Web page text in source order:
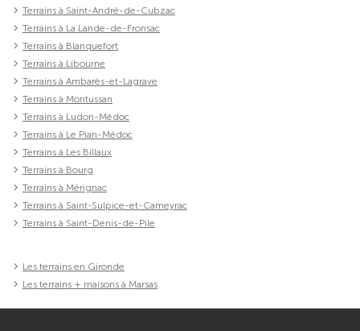
Terrains à Saint-André-de-Cubzac
Terrains à La Lande-de-Fronsac
Terrains à Blanquefort
Terrains à Libourne
Terrains à Ambarès-et-Lagrave
Terrains à Montussan
Terrains à Ludon-Médoc
Terrains à Le Pian-Médoc
Terrains à Les Billaux
Terrains à Bourg
Terrains à Mérignac
Terrains à Saint-Sulpice-et-Cameyrac
Terrains à Saint-Denis-de-Pile
Les terrains en Gironde
Les terrains + maisons à Marsas